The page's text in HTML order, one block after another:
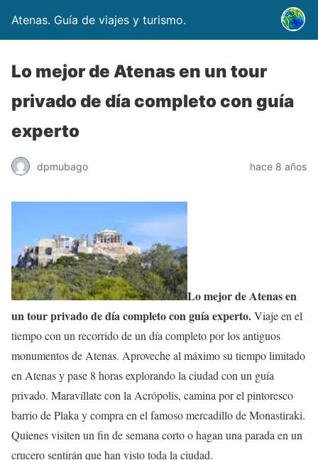
Atenas. Guía de viajes y turismo.
Lo mejor de Atenas en un tour
privado de día completo con guía
experto
dpmubago hace 8 años
Lo mejor de Atenas en
un tour privado de día completo con guía experto.Viaje en el
tiempo con un recorrido de un día completo por los antiguos
monumentos de Atenas. Aproveche al máximo su tiempo limitado
en Atenas y pase 8 horas explorando la ciudad con un guía
privado. Maravíllate con la Acrópolis, camina por el pintoresco
barrio de Plaka y compra en el famoso mercadillo de Monastiraki.
Quienes visiten un fin de semana corto o hagan una parada en un
crucero sentirán que han visto toda la ciudad.